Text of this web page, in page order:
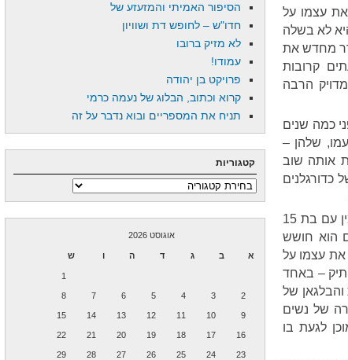
את עצמו על
לתת הסכמה מודעת ליחסי מין בגיל 12, כי היא לא בשלה
מחדש את
קרובות
12”, המשפט יהיה מדויק הרבה
כמה שנים
שלהן –
אותה שוב
כדורגלנים
האם מגל מנסה להגן על הפנטזיה שפעם, גם הוא יוכל לקיים יחסי מין עם בת 15
הוא חושש
את עצמו על
– באחד
והבלגאן של
של נשים
לגעת בו
הסיפור האמיתי והמזעזע של
חדו"ש – לחופש דת ושוויון
לא מזיק ברובו
עמודו!
פרויקט בן יהודה
קרוא וכתוב, הבלוג של נעמה כרמי
תניח את המספריים ובוא נדבר על זה
קטגוריות
קטגוריות
אוגוסט 2026
א ב ג ד ה ו ש
1
2
3
4
5
6
7
8
9
10
11
12
13
14
15
16
17
18
19
20
21
22
23
24
25
26
27
28
29